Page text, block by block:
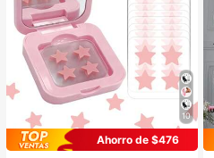
10
Ahorro de $476